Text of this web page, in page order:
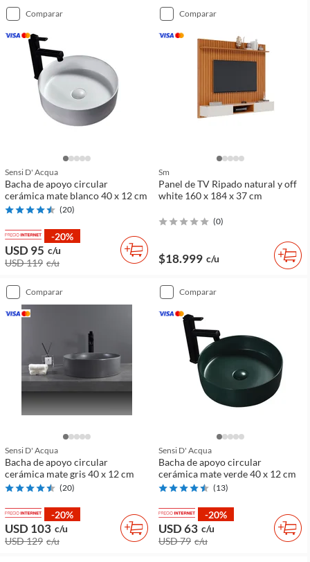
comparar
Sensi D' Acqua
Bacha de apoyo circular
cerámica mate blanco 40 x 12 cm
(20)
-20%
USD 95 c/u
USD 119 c/u
comparar
Sm
Panel de TV Ripado natural y off
white 160 x 184 x 37 cm
(0)
$18.999 c/u
comparar
Sensi D' Acqua
Bacha de apoyo circular
cerámica mate gris 40 x 12 cm
(20)
-20%
USD 103 c/u
USD 129 c/u
comparar
Sensi D' Acqua
Bacha de apoyo circular
cerámica mate verde 40 x 12 cm
(13)
-20%
USD 63 c/u
USD 79 c/u